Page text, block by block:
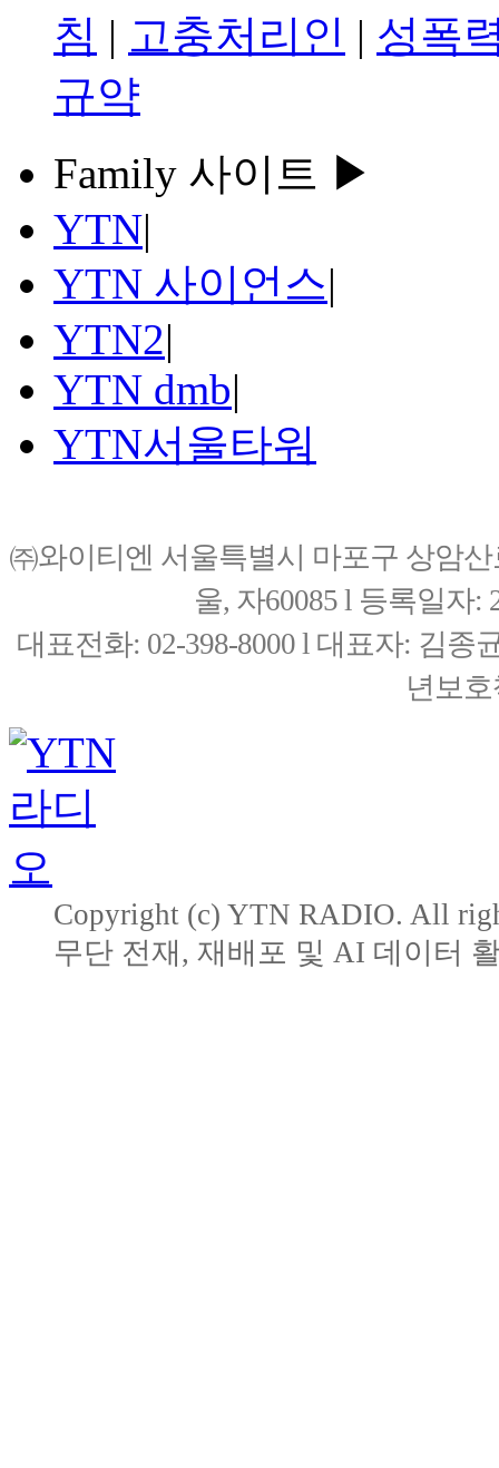
침 | 고충처리인 | 성폭
규약
Family 사이트 ▶
YTN|
YTN 사이언스|
YTN2|
YTN dmb|
YTN서울타워
㈜와이티엔 서울특별시 마포구 상암
울, 자60085 l 등록일자:
대표전화: 02-398-8000 l 대표자: 김종
년보
Copyright (c) YTN RADIO. All
무단 전재, 재배포 및 AI 데이터